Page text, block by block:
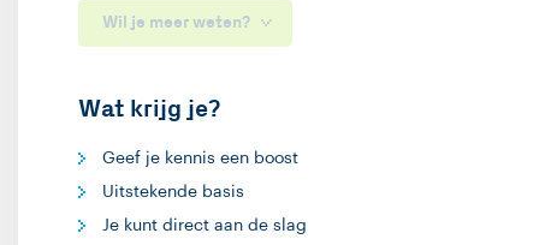
Wil je meer weten?
Wat krijg je?
Geef je kennis een boost
Uitstekende basis
Je kunt direct aan de slag